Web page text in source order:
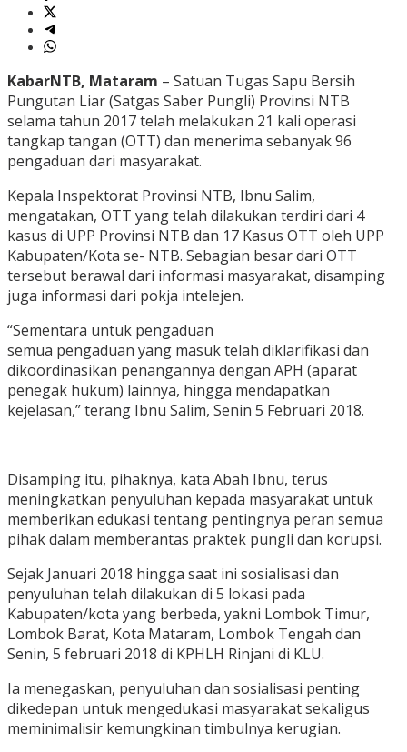
KabarNTB, Mataram – Satuan Tugas Sapu Bersih
Pungutan Liar (Satgas Saber Pungli) Provinsi NTB
selama tahun 2017 telah melakukan 21 kali operasi
tangkap tangan (OTT) dan menerima sebanyak 96
pengaduan dari masyarakat.
Kepala Inspektorat Provinsi NTB, Ibnu Salim,
mengatakan, OTT yang telah dilakukan terdiri dari 4
kasus di UPP Provinsi NTB dan 17 Kasus OTT oleh UPP
Kabupaten/Kota se- NTB. Sebagian besar dari OTT
tersebut berawal dari informasi masyarakat, disamping
juga informasi dari pokja intelejen.
“Sementara untuk pengaduan
semua pengaduan yang masuk telah diklarifikasi dan
dikoordinasikan penangannya dengan APH (aparat
penegak hukum) lainnya, hingga mendapatkan
kejelasan,” terang Ibnu Salim, Senin 5 Februari 2018.
Disamping itu, pihaknya, kata Abah Ibnu, terus
meningkatkan penyuluhan kepada masyarakat untuk
memberikan edukasi tentang pentingnya peran semua
pihak dalam memberantas praktek pungli dan korupsi.
Sejak Januari 2018 hingga saat ini sosialisasi dan
penyuluhan telah dilakukan di 5 lokasi pada
Kabupaten/kota yang berbeda, yakni Lombok Timur,
Lombok Barat, Kota Mataram, Lombok Tengah dan
Senin, 5 februari 2018 di KPHLH Rinjani di KLU.
Ia menegaskan, penyuluhan dan sosialisasi penting
dikedepan untuk mengedukasi masyarakat sekaligus
meminimalisir kemungkinan timbulnya kerugian.